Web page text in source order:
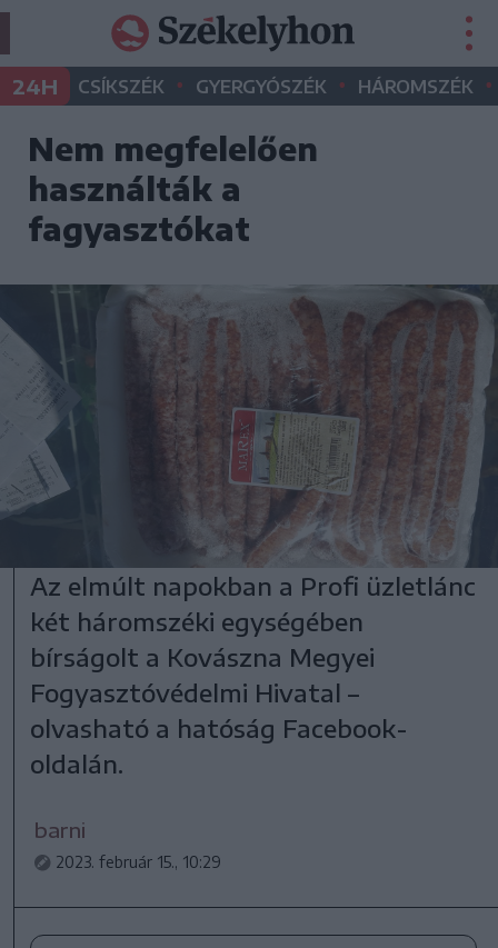
24H CSÍKSZÉK • GYERGYÓSZÉK • HÁROMSZÉK •
Nem megfelelően
használták a
fagyasztókat
Az elmúlt napokban a Profi üzletlánc
két háromszéki egységében
bírságolt a Kovászna Megyei
Fogyasztóvédelmi Hivatal –
olvasható a hatóság Facebook-
oldalán.
barni
2023. február 15., 10:29